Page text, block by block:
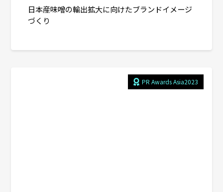
日本産味噌の輸出拡大に向けたブランドイメージ
づくり
PR Awards Asia2023